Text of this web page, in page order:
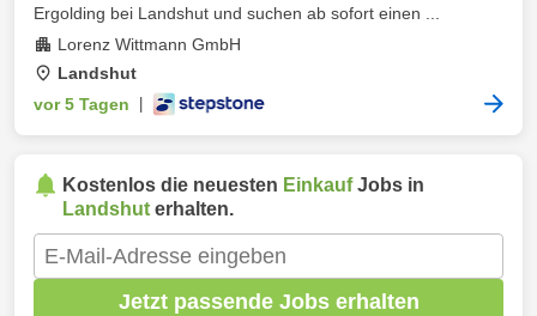
Ergolding bei Landshut und suchen ab sofort einen ...
Lorenz Wittmann GmbH
Landshut
vor 5 Tagen
Kostenlos die neuesten EinkaufJobs in
Landshut erhalten.
Jetzt passende Jobs erhalten